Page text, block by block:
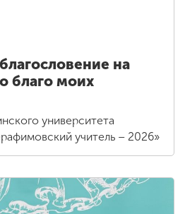
на
благо моих
университета
учитель – 2026»